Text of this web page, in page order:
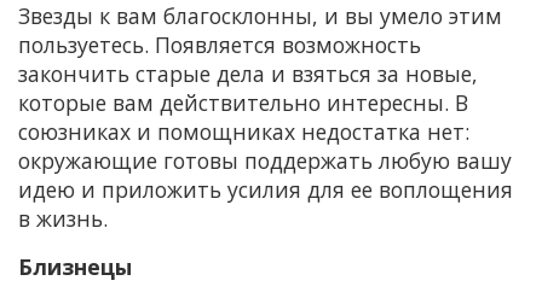
Звезды к вам благосклонны, и вы умело этим
пользуетесь. Появляется возможность
закончить старые дела и взяться за новые,
которые вам действительно интересны. В
союзниках и помощниках недостатка нет:
окружающие готовы поддержать любую вашу
идею и приложить усилия для ее воплощения
в жизнь.
Близнецы